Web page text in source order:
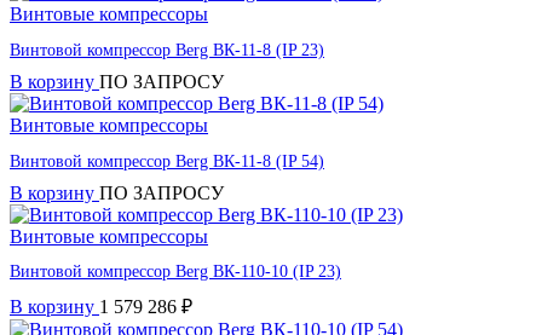
Винтовые компрессоры
Винтовой компрессор Berg ВК-11-8 (IP 23)
В корзину ПО ЗАПРОСУ
Винтовые компрессоры
Винтовой компрессор Berg ВК-11-8 (IP 54)
В корзину ПО ЗАПРОСУ
Винтовые компрессоры
Винтовой компрессор Berg ВК-110-10 (IP 23)
В корзину 1 579 286 ₽